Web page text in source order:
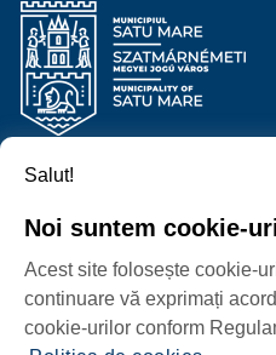
PROTECȚIA
PRIMĂRIA
P-ȚA 25 OCTOMBRIE, NR. 1
Salut!
Noi suntem cookie-
Acest site folosește cookie-
continuare vă exprimați
cookie-urilor conform